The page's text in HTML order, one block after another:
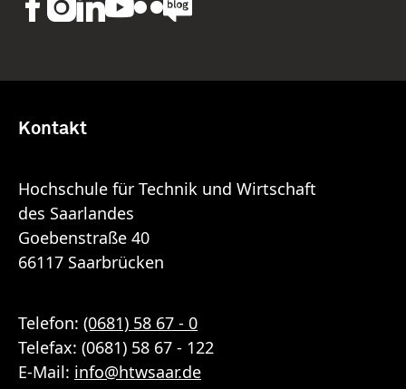
Kontakt
Hochschule für Technik und Wirtschaft
des Saarlandes
Goebenstraße 40
66117 Saarbrücken
Telefon: (0681) 58 67 - 0
Telefax: (0681) 58 67 - 122
E-Mail: info@htwsaar.de